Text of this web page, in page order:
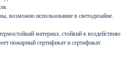
возможно использование в светодизайне.
материал, стойкий к воздействию
пожарный сертификат и сертификат